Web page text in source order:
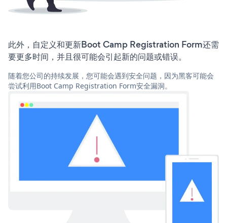
此外，自定义和更新Boot Camp Registration Form还需
要更多时间，并且很可能会引起新的问题或错误。
随着您公司的持续发展，您可能会遇到安全问题，因为黑客可能会
尝试利用Boot Camp Registration Form安全漏洞。